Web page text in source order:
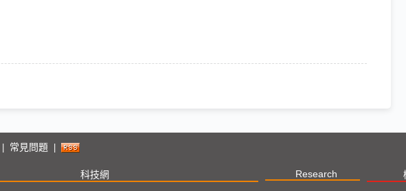
| 常見問題 |
科技網 Research